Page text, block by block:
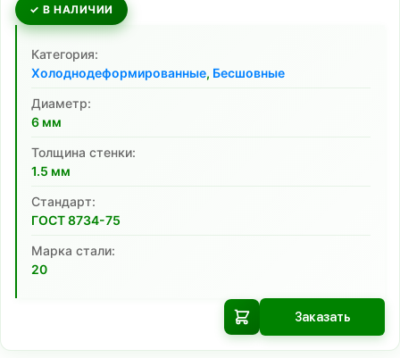
✓ В НАЛИЧИИ
Категория:
Холоднодеформированные, Бесшовные
Диаметр:
6 мм
Толщина стенки:
1.5 мм
Cтандарт:
ГОСТ 8734-75
Марка стали:
20
Заказать